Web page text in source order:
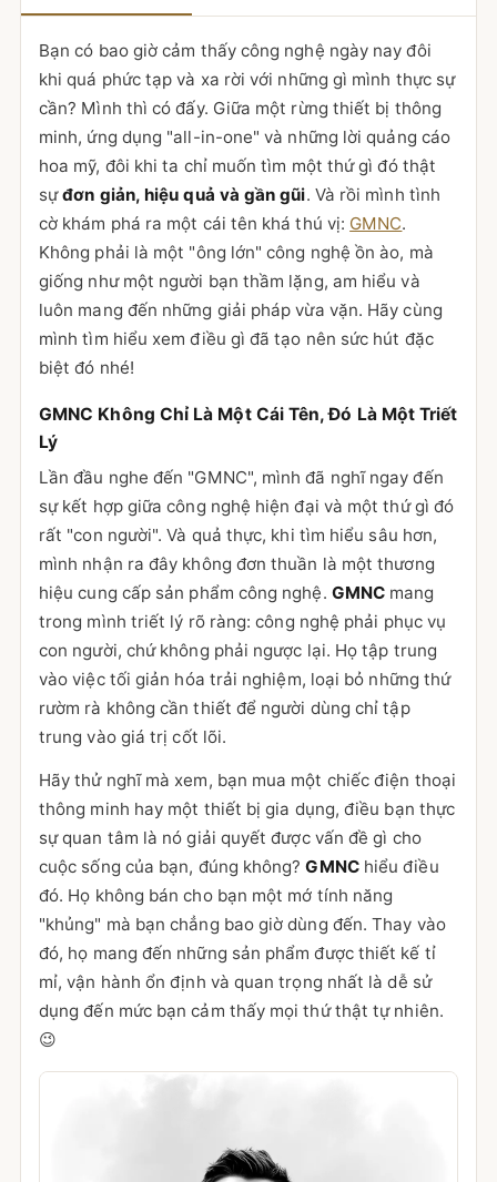
Bạn có bao giờ cảm thấy công nghệ ngày nay đôi
khi quá phức tạp và xa rời với những gì mình thực sự
cần? Mình thì có đấy. Giữa một rừng thiết bị thông
minh, ứng dụng "all-in-one" và những lời quảng cáo
hoa mỹ, đôi khi ta chỉ muốn tìm một thứ gì đó thật
sựđơn giản, hiệu quả và gần gũi. Và rồi mình tình
cờ khám phá ra một cái tên khá thú vị: GMNC.
Không phải là một "ông lớn" công nghệ ồn ào, mà
giống như một người bạn thầm lặng, am hiểu và
luôn mang đến những giải pháp vừa vặn. Hãy cùng
mình tìm hiểu xem điều gì đã tạo nên sức hút đặc
biệt đó nhé!
GMNC Không Chỉ Là Một Cái Tên, Đó Là Một Triết
Lý
Lần đầu nghe đến "GMNC", mình đã nghĩ ngay đến
sự kết hợp giữa công nghệ hiện đại và một thứ gì đó
rất "con người". Và quả thực, khi tìm hiểu sâu hơn,
mình nhận ra đây không đơn thuần là một thương
hiệu cung cấp sản phẩm công nghệ. GMNC mang
trong mình triết lý rõ ràng: công nghệ phải phục vụ
con người, chứ không phải ngược lại. Họ tập trung
vào việc tối giản hóa trải nghiệm, loại bỏ những thứ
rườm rà không cần thiết để người dùng chỉ tập
trung vào giá trị cốt lõi.
Hãy thử nghĩ mà xem, bạn mua một chiếc điện thoại
thông minh hay một thiết bị gia dụng, điều bạn thực
sự quan tâm là nó giải quyết được vấn đề gì cho
cuộc sống của bạn, đúng không?GMNChiểu điều
đó. Họ không bán cho bạn một mớ tính năng
"khủng" mà bạn chẳng bao giờ dùng đến. Thay vào
đó, họ mang đến những sản phẩm được thiết kế tỉ
mỉ, vận hành ổn định và quan trọng nhất là dễ sử
dụng đến mức bạn cảm thấy mọi thứ thật tự nhiên.
😉